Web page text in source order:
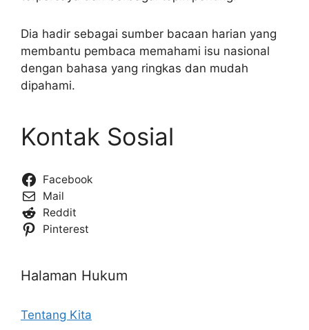
Dia hadir sebagai sumber bacaan harian yang
membantu pembaca memahami isu nasional
dengan bahasa yang ringkas dan mudah
dipahami.
Kontak Sosial
Facebook
Mail
Reddit
Pinterest
Halaman Hukum
Tentang Kita